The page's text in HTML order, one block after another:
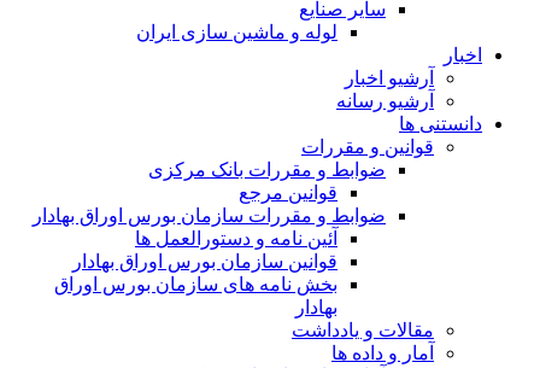
سایر صنایع
لوله و ماشین سازی ایران
اخبار
آرشیو اخبار
آرشیو رسانه
دانستنی ها
قوانین و مقررات
ضوابط و مقررات بانک مرکزی
قوانين مرجع
ضوابط و مقررات سازمان بورس اوراق بهادار
آئین نامه و دستورالعمل ها
قوانین سازمان بورس اوراق بهادار
بخش نامه های سازمان بورس اوراق
بهادار
مقالات و یادداشت
آمار و داده ها